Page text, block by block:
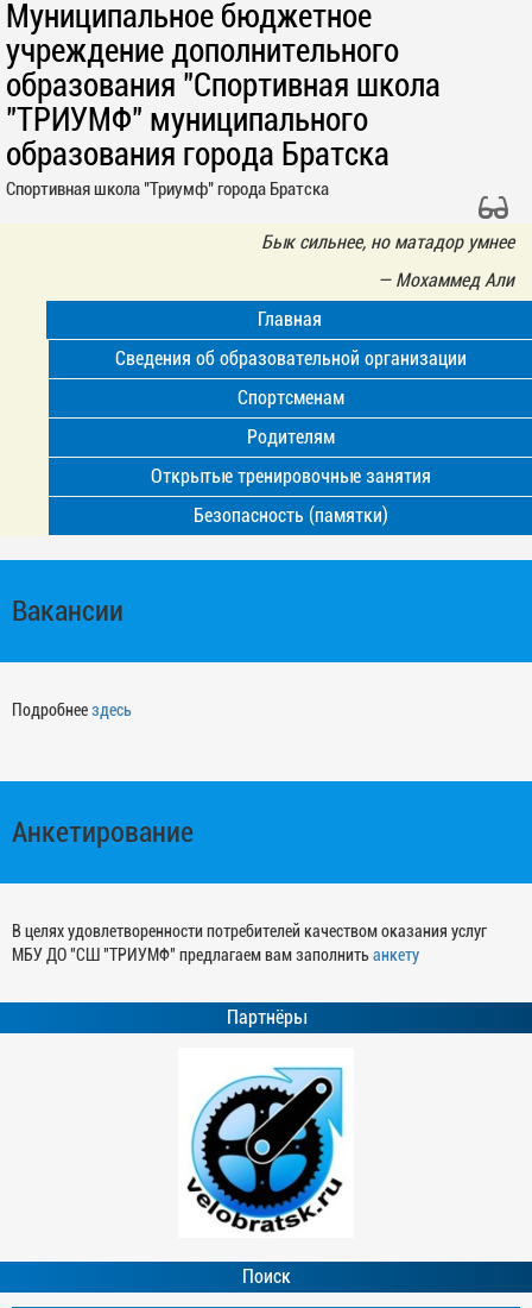
Муниципальное бюджетное
учреждение дополнительного
образования "Спортивная школа
"ТРИУМФ" муниципального
образования города Братска
Спортивная школа "Триумф" города Братска
Бык сильнее, но матадор умнее
— Мoхаммед Али
Главная
Сведения об образовательной организации
Спортсменам
Родителям
Открытые тренировочные занятия
Безопасность (памятки)
Вакансии
Подробнеездесь
Анкетирование
В целях удовлетворенности потребителей качеством оказания услуг
МБУ ДО "СШ "ТРИУМФ" предлагаем вам заполнитьанкету
Партнёры
Поиск